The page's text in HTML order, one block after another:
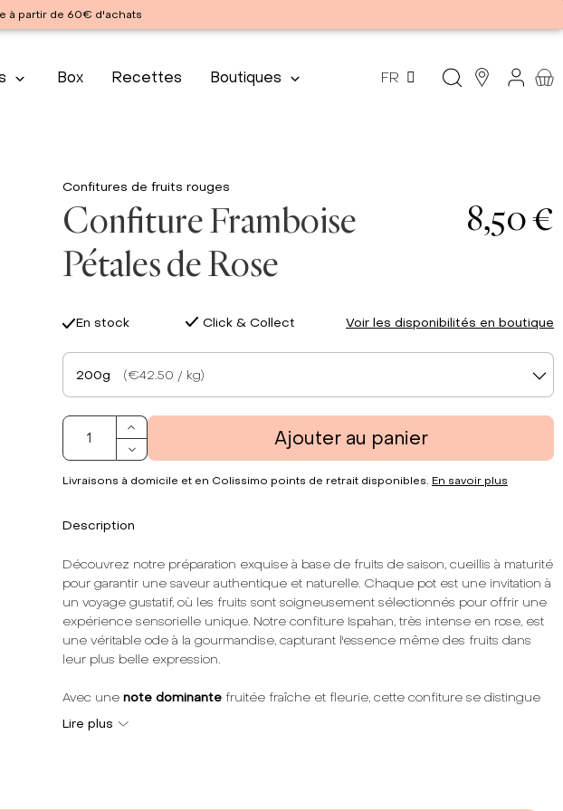
à partir de 60€ d'achats
Box Recettes Boutiques FR
Confitures de fruits rouges
Confiture Framboise
Pétales de Rose
8,50 €
En stock Click & Collect Voir les disponibilités en boutique
200g (€42.50 / kg)
Ajouter au panier
Livraisons à domicile et en Colissimo points de retrait disponibles. En savoir plus
Description
Découvrez notre préparation exquise à base de fruits de saison, cueillis à maturité
pour garantir une saveur authentique et naturelle. Chaque pot est une invitation à
un voyage gustatif, où les fruits sont soigneusement sélectionnés pour offrir une
expérience sensorielle unique. Notre confiture Ispahan, très intense en rose, est
une véritable ode à la gourmandise, capturant l'essence même des fruits dans
leur plus belle expression.
Avec une note dominante fruitée fraîche et fleurie, cette confiture se distingue
par sa
supplémentaire à chaque bouchée. La
Lire plus